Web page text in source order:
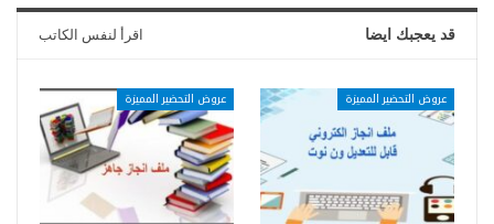
قد يعجبك ايضا اقرأ لنفس الكاتب
عروض التحضير المميزة عروض التحضير المميزة